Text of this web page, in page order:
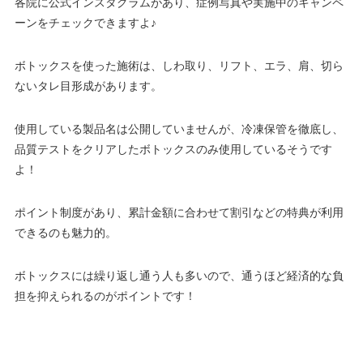
ーンをチェックできますよ♪
ボトックスを使った施術は、しわ取り、リフト、エラ、肩、切ら
ないタレ目形成があります。
使用している製品名は公開していませんが、冷凍保管を徹底し、
品質テストをクリアしたボトックスのみ使用しているそうです
よ！
ポイント制度があり、累計金額に合わせて割引などの特典が利用
できるのも魅力的。
ボトックスには繰り返し通う人も多いので、通うほど経済的な負
担を抑えられるのがポイントです！